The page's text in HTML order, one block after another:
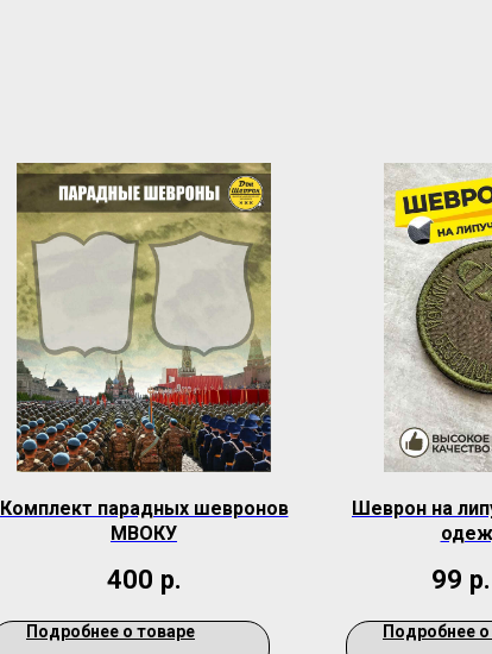
Комплект парадных шевронов
МВОКУ
400 р.
Подробнее о товаре
Шеврон на
99 р.
Подробнее